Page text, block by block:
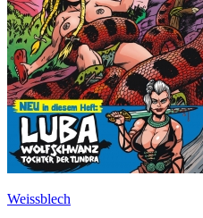
Weissblech